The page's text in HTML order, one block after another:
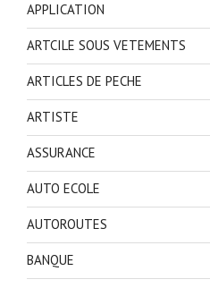
APPLICATION
ARTCILE SOUS VETEMENTS
ARTICLES DE PECHE
ARTISTE
ASSURANCE
AUTO ECOLE
AUTOROUTES
BANQUE